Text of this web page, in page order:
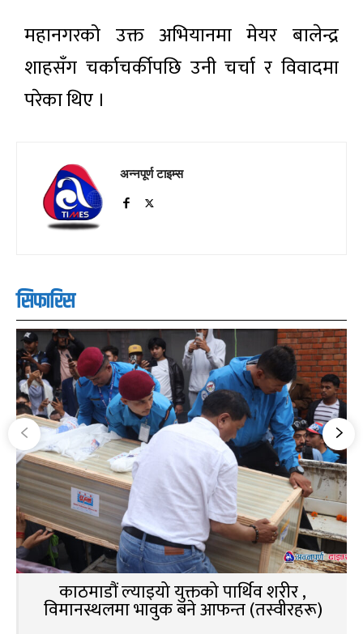
महानगरको उक्त अभियानमा मेयर बालेन्द्र
शाहसँग चर्काचर्कीपछि उनी चर्चा र विवादमा
परेका थिए ।
अन्नपूर्ण टाइम्स
सिफारिस
काठमाडौं ल्याइयो युक्तको पार्थिव शरीर ,
विमानस्थलमा भावुक बने आफन्त (तस्वीरहरू)